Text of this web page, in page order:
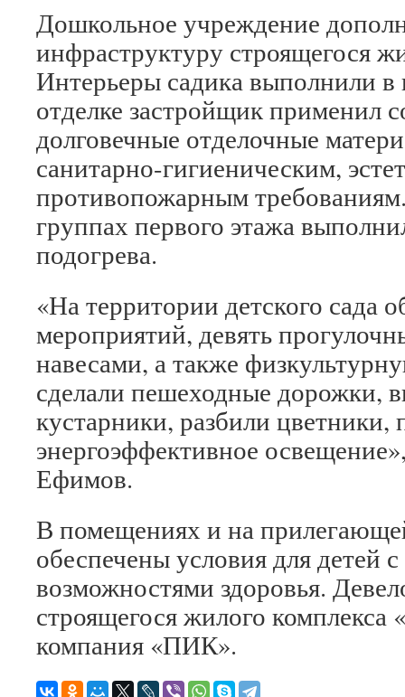
Дошкольное учреждение
инфраструктуру строящегося
Интерьеры садика выполнили в
отделке застройщик применил
долговечные отделочные
санитарно-гигиеническим,
противопожарным
группах первого этажа
подогрева.
«На территории детского сада
мероприятий, девять
навесами, а также
сделали пешеходные дорожки,
кустарники, разбили цветники,
энергоэффективное
Ефимов.
В помещениях и на
обеспечены условия для детей
возможностями здоровья.
строящегося жилого комплекса
компания «ПИК».